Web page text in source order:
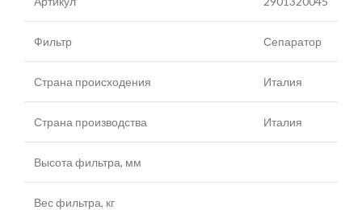
Фильтр Сепаратор
Страна происходения Италия
Страна производства Италия
Высота фильтра, мм
Вес фильтра, кг